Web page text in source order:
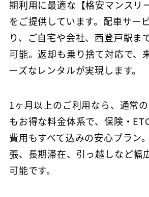
期利用に最適な【格安マンスリ
をご提供しています。配車サー
り、ご自宅や会社、西登戸駅ま
可能。返却も乗り捨て対応で、
ーズなレンタルが実現します。
1ヶ月以上のご利用なら、通常
もお得な料金体系で、保険・
費用もすべて込みの安心プラン
張、長期滞在、引っ越しなど幅
可能です。